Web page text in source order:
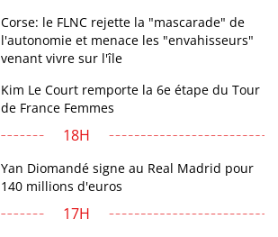
Corse: le FLNC rejette la "mascarade" de
l'autonomie et menace les "envahisseurs"
venant vivre sur l'île
Kim Le Court remporte la 6e étape du Tour
de France Femmes
18H
Yan Diomandé signe au Real Madrid pour
140 millions d'euros
17H